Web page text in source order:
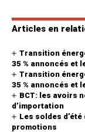
Articles en
Transition
35 % annoncés et
Transition
35 % annoncés et
BCT: les avoirs
d’importation
Les soldes
promotions